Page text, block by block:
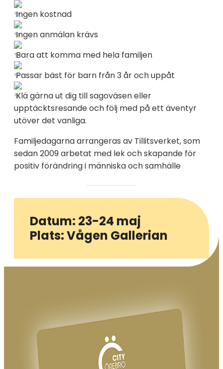
Ingen kostnad
Ingen anmälan krävs
Bara att komma med hela familjen
Passar bäst för barn från 3 år och uppåt
Klä gärna ut dig till sagoväsen eller
upptäcktsresande och följ med på ett äventyr
utöver det vanliga.
Familjedagarna arrangeras av Tillitsverket, som
sedan 2009 arbetat med lek och skapande för
positiv förändring i människa och samhälle
Datum: 23-24 maj
Plats: Vågen Gallerian